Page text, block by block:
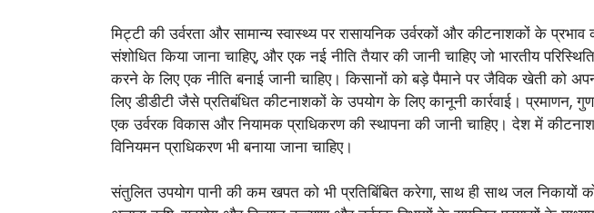
मिट्टी की उर्वरता और सामान्य स्वास्थ्य पर रासायनिक उर्वरकों और कीटनाशकों के
संशोधित किया जाना चाहिए, और एक नई नीति तैयार की जानी चाहिए जो भारतीय
करने के लिए एक नीति बनाई जानी चाहिए। किसानों को बड़े पैमाने पर जैविक खेती को
लिए डीडीटी जैसे प्रतिबंधित कीटनाशकों के उपयोग के लिए कानूनी कार्रवाई। प्रमाणन,
एक उर्वरक विकास और नियामक प्राधिकरण की स्थापना की जानी चाहिए। देश में
विनियमन प्राधिकरण भी बनाया जाना चाहिए।
संतुलित उपयोग पानी की कम खपत को भी प्रतिबिंबित करेगा, साथ ही साथ जल